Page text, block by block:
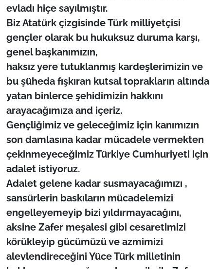
evladı hiçe sayılmıştır.
Biz Atatürk çizgisinde Türk milliyetçisi
gençler olarak bu hukuksuz duruma karşı,
genel başkanımızın,
haksız yere tutuklanmış kardeşlerimizin ve
bu şüheda fışkıran kutsal toprakların altında
yatan binlerce şehidimizin hakkını
arayacağımıza and içeriz.
Gençliğimiz ve geleceğimiz için kanımızın
son damlasına kadar mücadele vermekten
çekinmeyeceğimiz Türkiye Cumhuriyeti için
adalet istiyoruz.
Adalet gelene kadar susmayacağımızı ,
sansürlerin baskıların mücadelemizi
engelleyemeyip bizi yıldırmayacağını,
aksine Zafer meşalesi gibi cesaretimizi
körükleyip gücümüzü ve azmimizi
alevlendireceğini Yüce Türk milletinin